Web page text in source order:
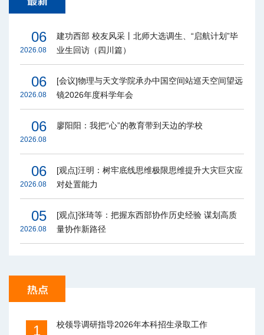
06
2026.08
建功西部 校友风采丨北师大选调生、“启航计划”毕
业生回访（四川篇）
06
2026.08
[会议]物理与天文学院承办中国空间站巡天空间望远
镜2026年度科学年会
06
2026.08
廖阳阳：我把“心”的教育带到天边的学校
06
2026.08
[观点]汪明：树牢底线思维极限思维提升大灾巨灾应
对处置能力
05
2026.08
[观点]张琦等：把握东西部协作历史经验 谋划高质
量协作新路径
1 校领导调研指导2026年本科招生录取工作